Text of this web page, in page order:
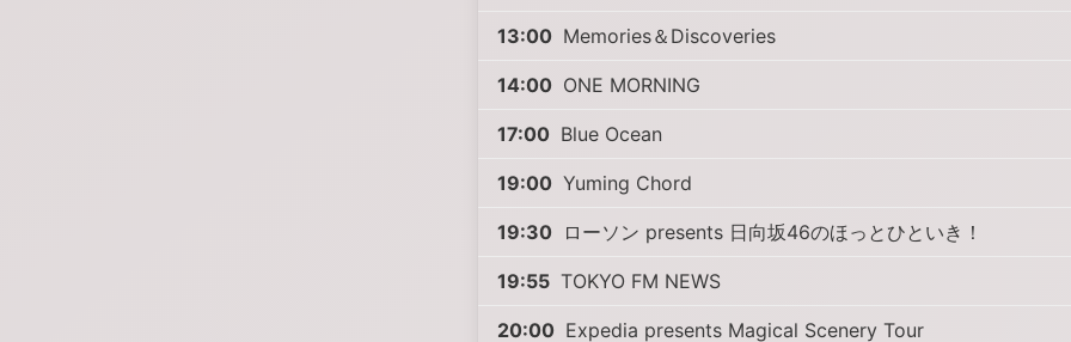
13:00 Memories＆Discoveries
14:00 ONE MORNING
17:00 Blue Ocean
19:00 Yuming Chord
19:30 ローソン presents 日向坂46のほっとひといき！
19:55 TOKYO FM NEWS
20:00 Expedia presents Magical Scenery Tour